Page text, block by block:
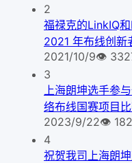
2
福禄克的LinkIQ
2021 年布线创新
2021/10/9👁
3
上海朗坤选手参
络布线国赛项目
2023/9/22👁
4
祝贺我司上海朗